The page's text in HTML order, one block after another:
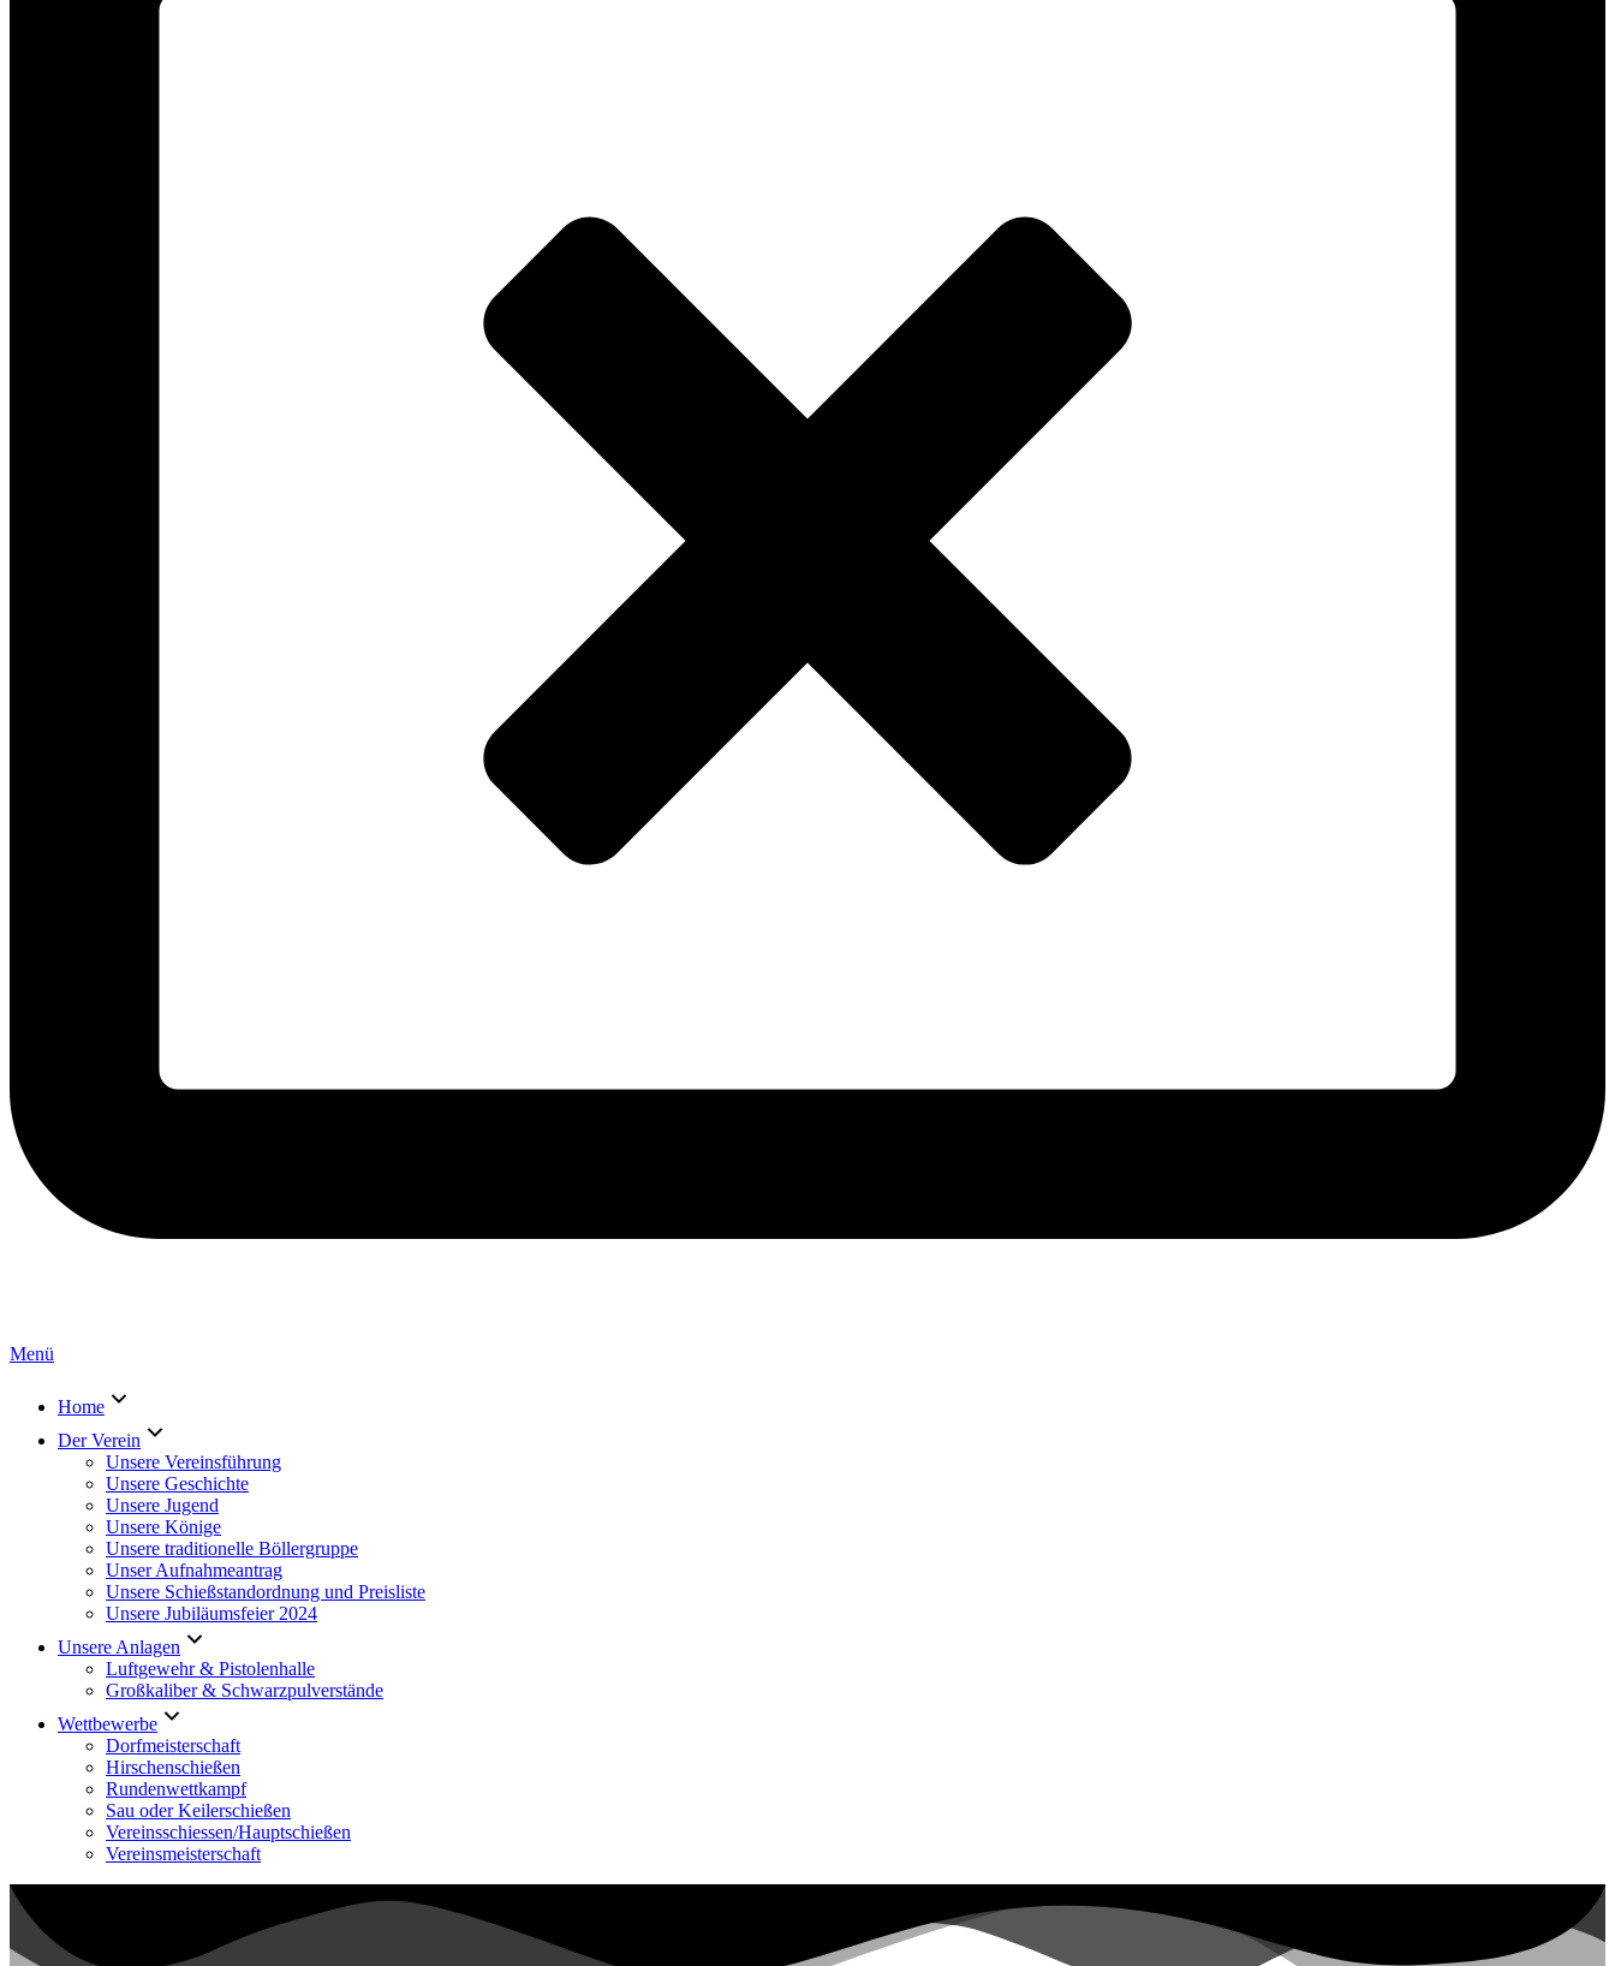
Menü
Home
Der Verein
Unsere Vereinsführung
Unsere Geschichte
Unsere Jugend
Unsere Könige
Unsere traditionelle Böllergruppe
Unser Aufnahmeantrag
Unsere Schießstandordnung und Preisliste
Unsere Jubiläumsfeier 2024
Unsere Anlagen
Luftgewehr & Pistolenhalle
Großkaliber & Schwarzpulverstände
Wettbewerbe
Dorfmeisterschaft
Hirschenschießen
Rundenwettkampf
Sau oder Keilerschießen
Vereinsschiessen/Hauptschießen
Vereinsmeisterschaft